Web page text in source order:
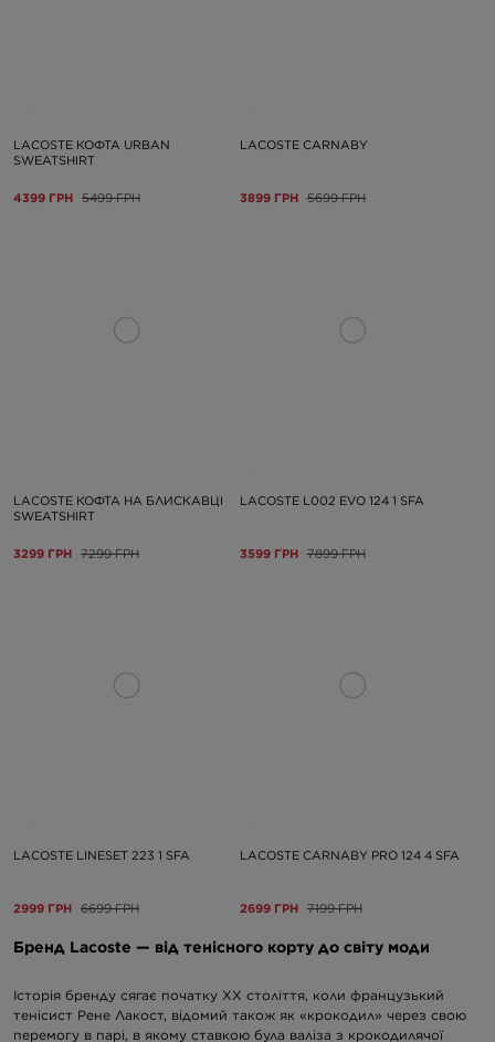
LACOSTE КОФТА URBAN
SWEATSHIRT
4399 ГРН 5499 ГРН
LACOSTE CARNABY
3899 ГРН 5699 ГРН
LACOSTE КОФТА НА БЛИСКАВЦІ
SWEATSHIRT
3299 ГРН 7299 ГРН
LACOSTE L002 EVO 124 1 SFA
3599 ГРН 7899 ГРН
LACOSTE LINESET 223 1 SFA
2999 ГРН 6699 ГРН
LACOSTE CARNABY PRO 124 4 SFA
2699 ГРН 7199 ГРН
Бренд Lacoste — від тенісного корту до світу моди
Історія бренду сягає початку XX століття, коли французький
тенісист Рене Лакост, відомий також як «крокодил» через свою
перемогу в парі, в якому ставкою була валіза з крокодилячої